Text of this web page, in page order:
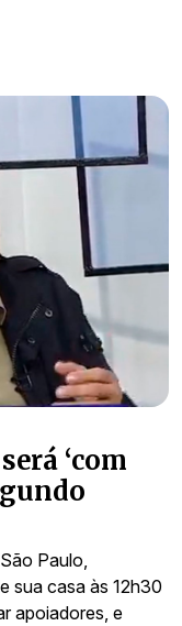
‘com
Paulo,
sua casa às 12h30
apoiadores, e